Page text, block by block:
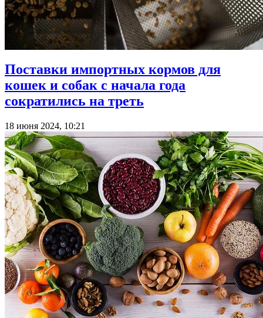
Поставки импортных кормов для
кошек и собак с начала года
сократились на треть
18 июня 2024, 10:21